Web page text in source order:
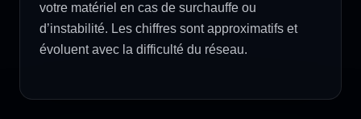
votre matériel en cas de surchauffe ou
d’instabilité. Les chiffres sont approximatifs et
évoluent avec la difficulté du réseau.